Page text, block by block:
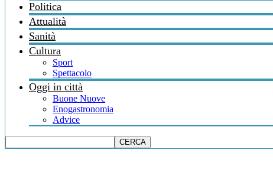
Politica
Attualità
Sanità
Cultura
Sport
Spettacolo
Oggi in città
Buone Nuove
Enogastronomia
Advice